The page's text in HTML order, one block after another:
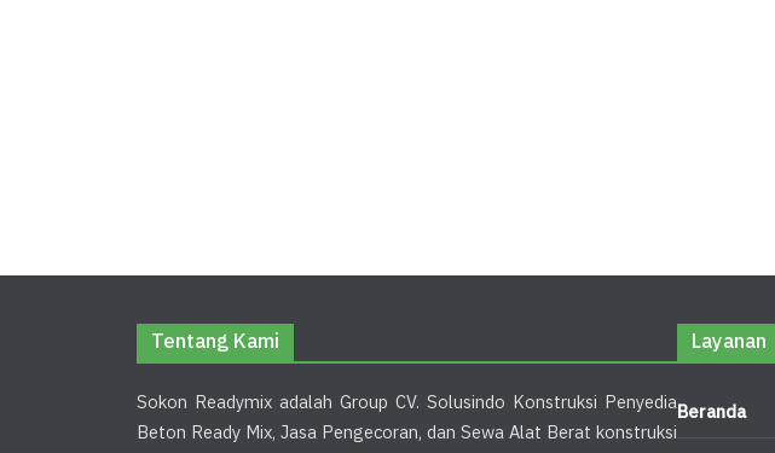
Tentang Kami
Sokon Readymix adalah Group CV. Solusindo Konstruksi Penyedia
Beton Ready Mix, Jasa Pengecoran, dan Sewa Alat Berat konstruksi
Layanan
Beranda